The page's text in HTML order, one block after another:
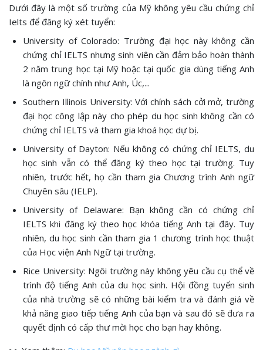
Dưới đây là một số trường của Mỹ không yêu cầu chứng chỉ
Ielts để đăng ký xét tuyển:
University of Colorado: Trường đại học này không cần
chứng chỉ IELTS nhưng sinh viên cần đảm bảo hoàn thành
2 năm trung học tại Mỹ hoặc tại quốc gia dùng tiếng Anh
là ngôn ngữ chính như Anh, Úc,...
Southern Illinois University: Với chính sách cởi mở, trường
đại học công lập này cho phép du học sinh không cần có
chứng chỉ IELTS và tham gia khoá học dự bị.
University of Dayton: Nếu không có chứng chỉ IELTS, du
học sinh vẫn có thể đăng ký theo học tại trường. Tuy
nhiên, trước hết, họ cần tham gia Chương trình Anh ngữ
Chuyên sâu (IELP).
University of Delaware: Bạn không cần có chứng chỉ
IELTS khi đăng ký theo học khóa tiếng Anh tại đây. Tuy
nhiên, du học sinh cần tham gia 1 chương trình học thuật
của Học viện Anh Ngữ tại trường.
Rice University: Ngôi trường này không yêu cầu cụ thể về
trình độ tiếng Anh của du học sinh. Hội đồng tuyển sinh
của nhà trường sẽ có những bài kiểm tra và đánh giá về
khả năng giao tiếp tiếng Anh của bạn và sau đó sẽ đưa ra
quyết định có cấp thư mời học cho bạn hay không.